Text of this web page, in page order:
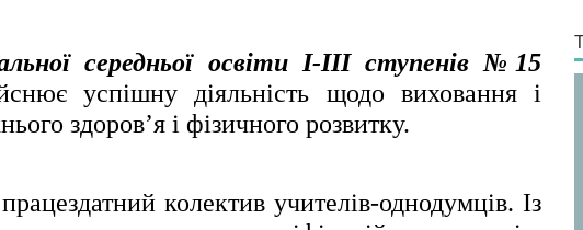
середньої освіти І-ІІІ ступенів №15
успішну діяльність щодо виховання і
здоров’я і фізичного розвитку.
колектив учителів-однодумців. Із